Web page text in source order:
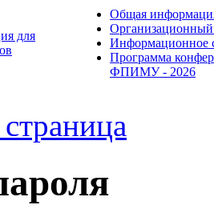
для
Общая
Организационный
Информационное
Программа
ФПИМУ - 2026